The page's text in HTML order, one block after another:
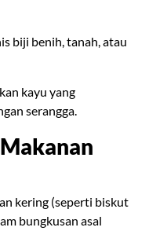
biji benih, tanah, atau
kayu yang
serangga.
kering (seperti biskut
bungkusan asal